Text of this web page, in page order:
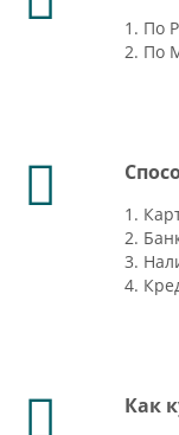
1. По
2. По
1.
2.
3.
4.
Как